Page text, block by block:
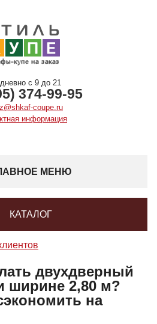
с 9 до 21
374-99-95
coupe.ru
информация
МЕНЮ
КАТАЛОГ
двухдверный
ширине 2,80 м?
на